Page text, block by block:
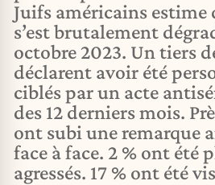
Juifs américains
s’est brutalement
octobre 2023. Un tiers
déclarent avoir été
ciblés par un acte
des 12 derniers mois.
ont subi une remarque
face à face. 2 % ont été
agressés. 17 % ont été